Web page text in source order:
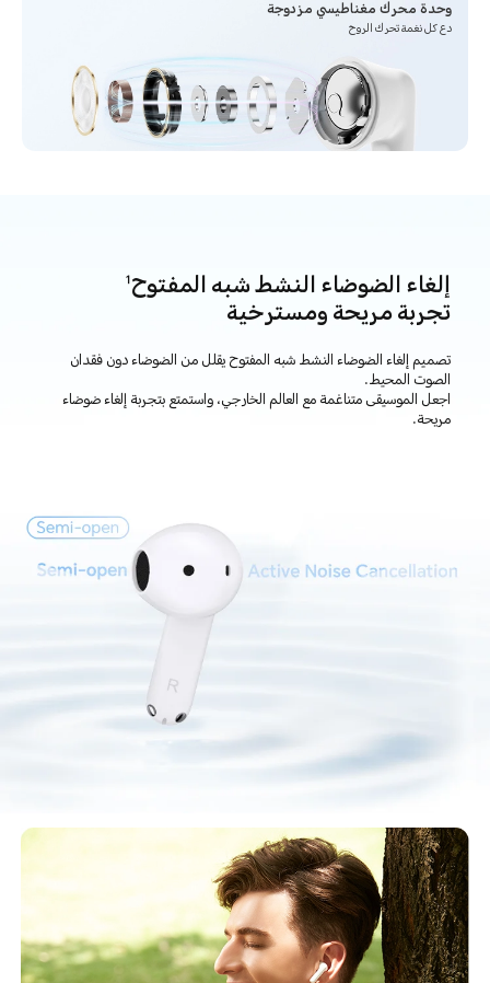
وحدة محرك مغناطيسي مزدوجة
دع كل نغمة تحرك الروح
إلغاء الضوضاء النشط شبه المفتوح1
تجربة مريحة ومسترخية
تصميم إلغاء الضوضاء النشط شبه المفتوح يقلل من الضوضاء دون فقدان
الصوت المحيط.
اجعل الموسيقى متناغمة مع العالم الخارجي، واستمتع بتجربة إلغاء ضوضاء
مريحة.